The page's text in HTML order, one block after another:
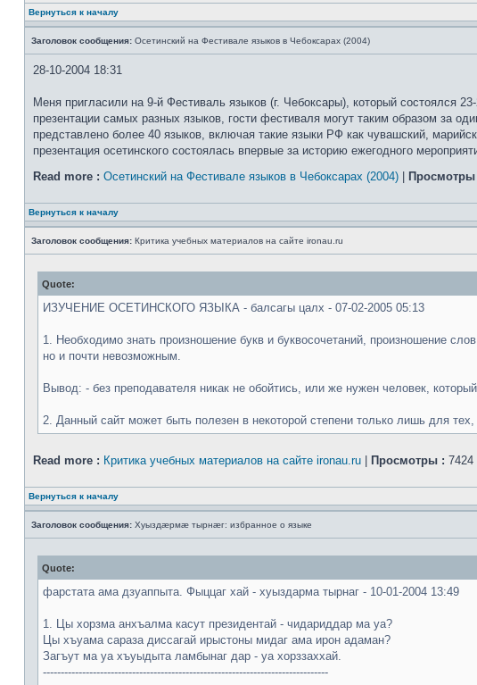
Вернуться к началу
Заголовок сообщения: Осетинский на Фестивале языков в Чебоксарах (2004)
28-10-2004 18:31
Меня пригласили на 9-й Фестиваль языков (г. Чебоксары), который состоялся
презентации самых разных языков, гости фестиваля могут таким образом за
представлено более 40 языков, включая такие языки РФ как чувашский,
презентация осетинского состоялась впервые за историю ежегодного
Read more : Осетинский на Фестивале языков в Чебоксарах (2004) Просмотры
Вернуться к началу
Заголовок сообщения: Критика учебных материалов на сайте ironau.ru
Quote:
ИЗУЧЕНИЕ ОСЕТИНСКОГО ЯЗЫКА - балсагы цалх - 07-02-2005 05:13
1. Необходимо знать произношение букв и буквосочетаний, произношение
но и почти невозможным.
Вывод: - без преподавателя никак не обойтись, или же нужен человек,
2. Данный сайт может быть полезен в некоторой степени только лишь для
Read more : Критика учебных материалов на сайте ironau.ru Просмотры : 7424 |
Вернуться к началу
Заголовок сообщения: Хуыздæрмæ тырнæг: избранное о языке
Quote:
фарстата ама дзуаппыта. Фыццаг хай - хуыздарма тырнаг - 10-01-2004 13:49
1. Цы хорзма анхъалма касут президентай - чидариддар ма уа?
Цы хъуама сараза диссагай ирыстоны мидаг ама ирон адаман?
Загъут ма уа хъуыдыта ламбынаг дар - уа хорззаххай.
--------------------------------------------------------------------------------